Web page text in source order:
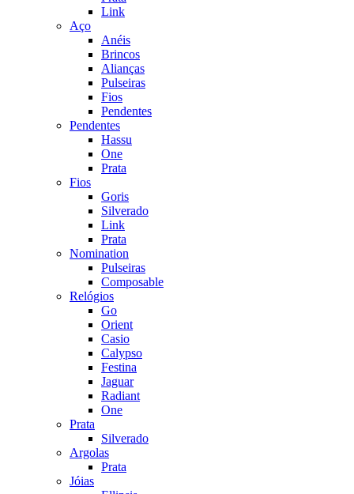
Link
Aço
Anéis
Brincos
Alianças
Pulseiras
Fios
Pendentes
Pendentes
Hassu
One
Prata
Fios
Goris
Silverado
Link
Prata
Nomination
Pulseiras
Composable
Relógios
Go
Orient
Casio
Calypso
Festina
Jaguar
Radiant
One
Prata
Silverado
Argolas
Prata
Jóias